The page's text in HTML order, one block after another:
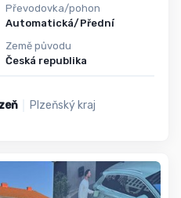
Převodovka/pohon
Automatická/Přední
Země původu
Česká republika
Plzeňský kraj